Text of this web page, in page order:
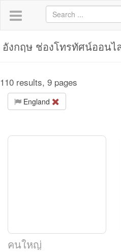
อังกฤษ ช่องโทรทัศน์ออนไ
110 results, 9 pages
England
คนใหญ่